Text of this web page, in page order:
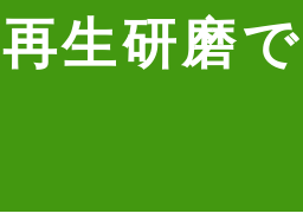
生研磨で